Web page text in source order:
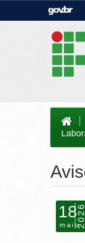
Casa Civil
Ministério da
Abastecimento
Ministério do Meio
18
maio2026